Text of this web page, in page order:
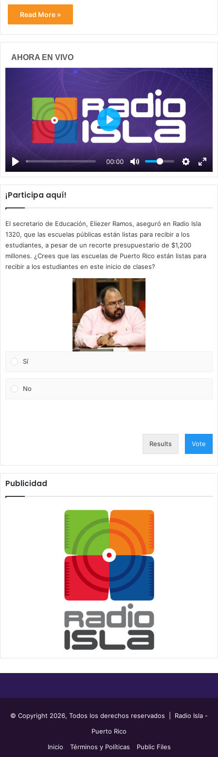
Read More »
AHORA EN VIVO
00:00
P
a
y
¡Participa aquí!
El secretario de Educación, Eliezer Ramos, aseguró en Radio Isla
1320, que las escuelas públicas están listas para recibir a los
estudiantes, a pesar de un recorte presupuestario de $1,200
millones. ¿Crees que las escuelas de Puerto Rico están listas para
recibir a los estudiantes en este inicio de clases?
Sí
No
Results Vote
Publicidad
© Copyright 2026, Todos los derechos reservados | Radio Isla -
Puerto Rico
Inicio
Términos y Políticas Public Files